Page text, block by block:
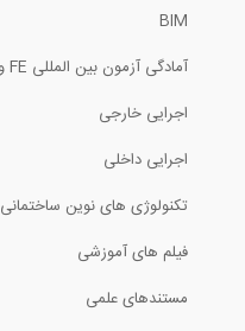
BIM
آمادگی آزمون بین المللی FE و PE
اجرایی خارجی
اجرایی داخلی
تکنولوژی های نوین ساختمانی
فیلم های آموزشی
مستندهای علمی